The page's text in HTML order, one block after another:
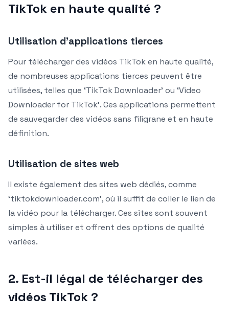
TikTok en haute qualité ?
Utilisation d’applications tierces
Pour télécharger des vidéos TikTok en haute qualité,
de nombreuses applications tierces peuvent être
utilisées, telles que ‘TikTok Downloader’ ou ‘Video
Downloader for TikTok’. Ces applications permettent
de sauvegarder des vidéos sans filigrane et en haute
définition.
Utilisation de sites web
Il existe également des sites web dédiés, comme
‘tiktokdownloader.com’, où il suffit de coller le lien de
la vidéo pour la télécharger. Ces sites sont souvent
simples à utiliser et offrent des options de qualité
variées.
2. Est-il légal de télécharger des
vidéos TikTok ?